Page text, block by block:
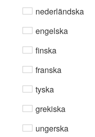
nederländska
engelska
finska
franska
tyska
grekiska
ungerska